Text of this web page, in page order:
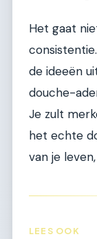
Het gaat
de ideeën
douche-
Je zult
het echte
van je
LEES OOK